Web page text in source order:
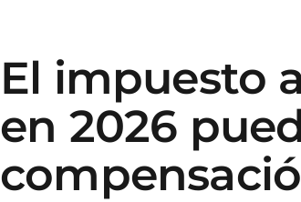
El impuesto
en 2026